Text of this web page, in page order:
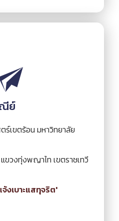
ย์
เขตร้อน มหาวิทยาลัย
วงทุ่งพญาไท เขตราชเทวี
งเบาะแสทุจริต'